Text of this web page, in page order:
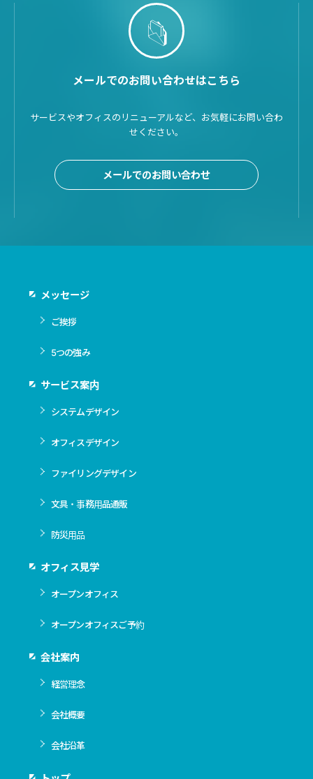
メールでのお問い合わせはこちら
サービスやオフィスのリニューアルなど、お気軽にお問い合わ
せください。
メールでのお問い合わせ
メッセージ
ご挨拶
5つの強み
サービス案内
システムデザイン
オフィスデザイン
ファイリングデザイン
文具・事務用品通販
防災用品
オフィス見学
オープンオフィス
オープンオフィスご予約
会社案内
経営理念
会社概要
会社沿革